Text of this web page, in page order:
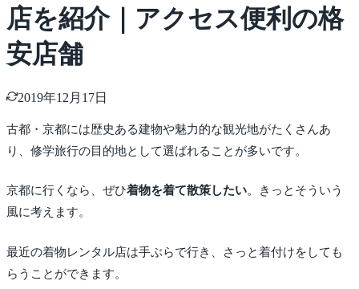
店を紹介｜アクセス便利の格
安店舗
2019年12月17日
古都・京都には歴史ある建物や魅力的な観光地がたくさんあ
り、修学旅行の目的地として選ばれることが多いです。
京都に行くなら、ぜひ着物を着て散策したい。きっとそういう
風に考えます。
最近の着物レンタル店は手ぶらで行き、さっと着付けをしても
らうことができます。